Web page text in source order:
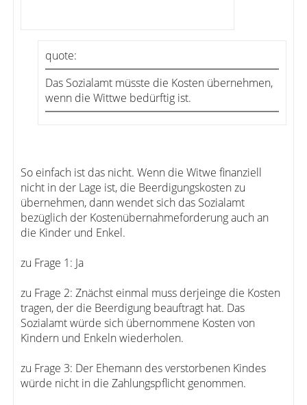
quote:
Das Sozialamt müsste die Kosten übernehmen,
wenn die Wittwe bedürftig ist.
So einfach ist das nicht. Wenn die Witwe finanziell
nicht in der Lage ist, die Beerdigungskosten zu
übernehmen, dann wendet sich das Sozialamt
bezüglich der Kostenübernahmeforderung auch an
die Kinder und Enkel.
zu Frage 1: Ja
zu Frage 2: Znächst einmal muss derjeinge die Kosten
tragen, der die Beerdigung beauftragt hat. Das
Sozialamt würde sich übernommene Kosten von
Kindern und Enkeln wiederholen.
zu Frage 3: Der Ehemann des verstorbenen Kindes
würde nicht in die Zahlungspflicht genommen.